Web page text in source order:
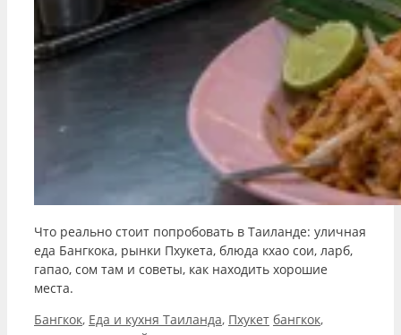
Что реально стоит попробовать в Таиланде: уличная
еда Бангкока, рынки Пхукета, блюда кхао сои, ларб,
гапао, сом там и советы, как находить хорошие
места.
Рубрики
Бангкок, Еда и кухня Таиланда, Пхукет Метки
бангкок,